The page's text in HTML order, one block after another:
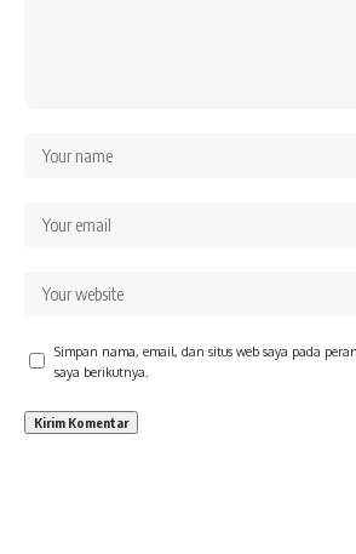
Simpan nama, email, dan situs web saya pada
saya berikutnya.